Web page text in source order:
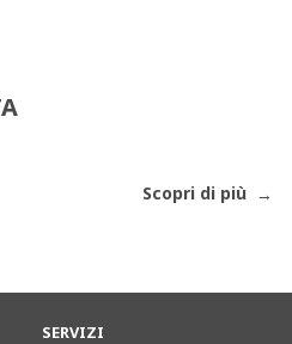
Scopri di più
SERVIZI